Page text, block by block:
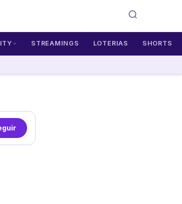
STREAMINGS LOTERIAS SHORTS